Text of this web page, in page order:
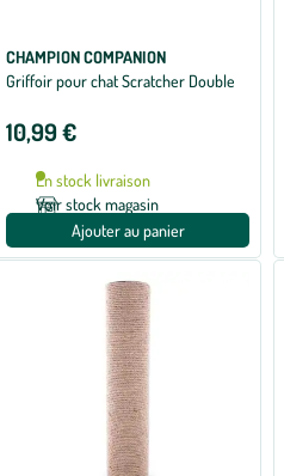
CHAMPION COMPANION
Griffoir pour chat Scratcher Double
10,99 €
En stock livraison
Voir stock magasin
Ajouter au panier